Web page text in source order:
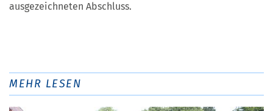
ausgezeichneten Abschluss.
MEHR LESEN